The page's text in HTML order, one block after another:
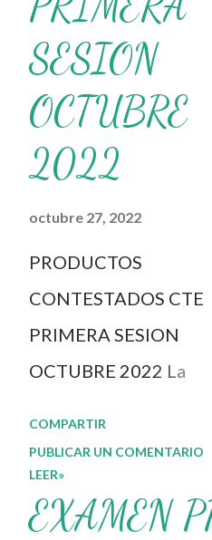
SESION
OCTUBRE
2022
octubre 27, 2022
PRODUCTOS
CONTESTADOS CTE
PRIMERA SESION
OCTUBRE 2022 La
Taller Intensivo de
Formación Continua
Docentes y sus
COMPARTIR
PUBLICAR UN COMENTARIO
LEER»
EXAMEN